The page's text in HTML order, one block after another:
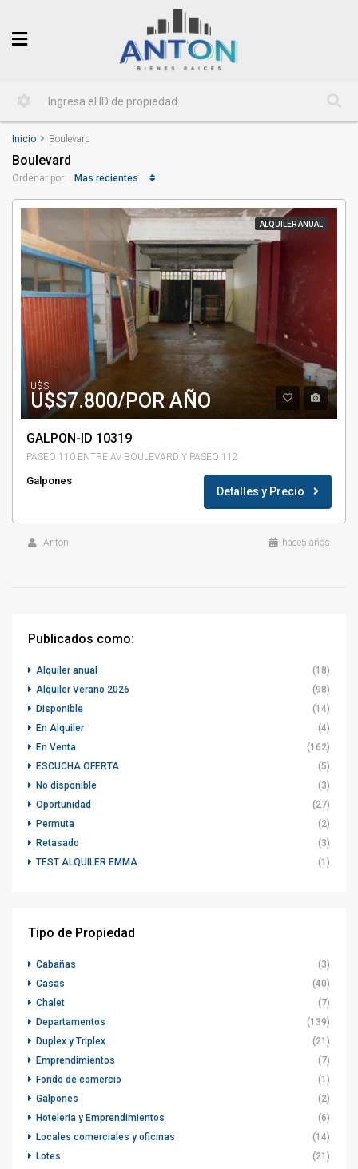
Inicio Boulevard
Boulevard
Ordenar por: Mas recientes
ALQUILER ANUAL
U$S
U$S7.800/POR AÑO
GALPON-ID 10319
PASEO 110 ENTRE AV BOULEVARD Y PASEO 112
Galpones
Detalles y Precio
Anton hace5 años
Publicados como:
Alquiler anual
(18)
Alquiler Verano 2026
(98)
Disponible
(14)
En Alquiler
(4)
En Venta
(162)
ESCUCHA OFERTA
(5)
No disponible
(3)
Oportunidad
(27)
Permuta
(2)
Retasado
(3)
TEST ALQUILER EMMA
(1)
Tipo de Propiedad
Cabañas
(3)
Casas
(40)
Chalet
(7)
Departamentos
(139)
Duplex y Triplex
(21)
Emprendimientos
(7)
Fondo de comercio
(1)
Galpones
(2)
Hoteleria y Emprendimientos
(6)
Locales comerciales y oficinas
(14)
Lotes
(21)